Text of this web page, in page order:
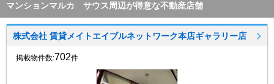
マンションマルカ サウス周辺が得意な不動産店舗
株式会社 賃貸メイトエイブルネットワーク本店ギャラリー店
掲載物件数:702件